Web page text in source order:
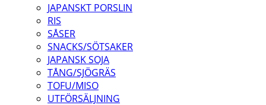
JAPANSKT PORSLIN
RIS
SÅSER
SNACKS/SÖTSAKER
JAPANSK SOJA
TÅNG/SJÖGRÄS
TOFU/MISO
UTFÖRSÄLJNING